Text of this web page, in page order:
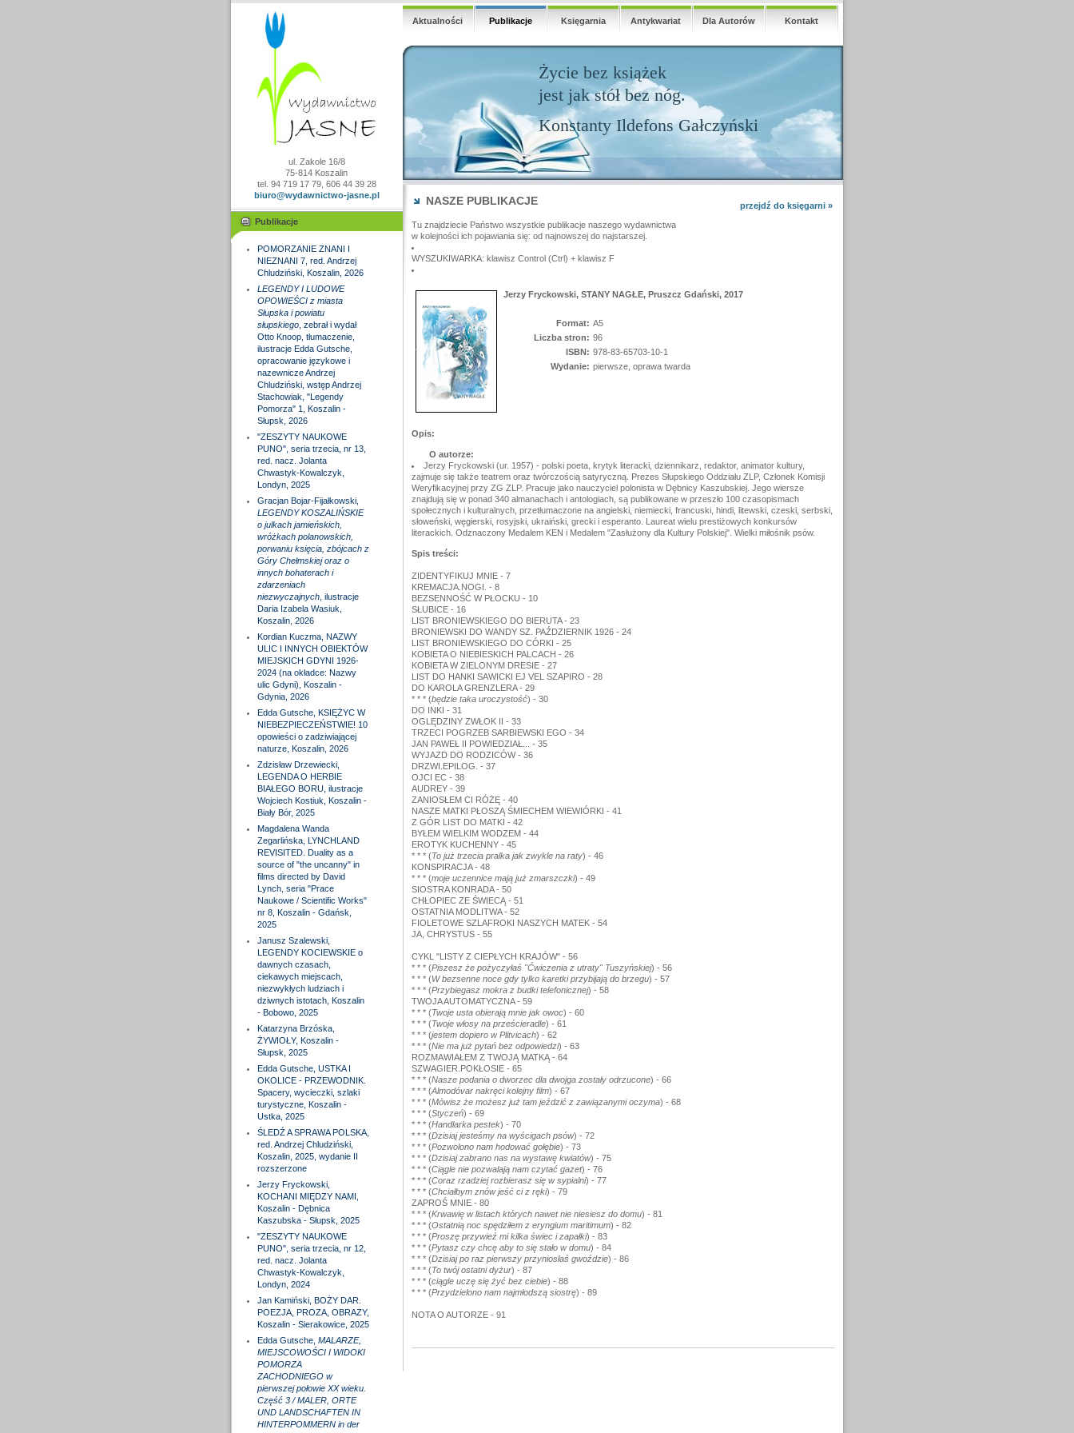
ul. Zakole 16/8
75-814 Koszalin
tel. 94 719 17 79, 606 44 39 28
biuro@wydawnictwo-jasne.pl
Publikacje
POMORZANIE ZNANI I
NIEZNANI 7, red. Andrzej
Chludziński, Koszalin, 2026
LEGENDY I LUDOWE
OPOWIEŚCI z miasta
Słupska i powiatu
słupskiego, zebrał i wydał
Otto Knoop, tłumaczenie,
ilustracje Edda Gutsche,
opracowanie językowe i
nazewnicze Andrzej
Chludziński, wstęp Andrzej
Stachowiak, "Legendy
Pomorza" 1, Koszalin -
Słupsk, 2026
"ZESZYTY NAUKOWE
PUNO", seria trzecia, nr 13,
red. nacz. Jolanta
Chwastyk-Kowalczyk,
Londyn, 2025
Gracjan Bojar-Fijałkowski,
LEGENDY KOSZALIŃSKIE
o julkach jamieńskich,
wróżkach polanowskich,
porwaniu księcia, zbójcach z
Góry Chełmskiej oraz o
innych bohaterach i
zdarzeniach
niezwyczajnych, ilustracje
Daria Izabela Wasiuk,
Koszalin, 2026
Kordian Kuczma, NAZWY
ULIC I INNYCH OBIEKTÓW
MIEJSKICH GDYNI 1926-
2024 (na okładce: Nazwy
ulic Gdyni), Koszalin -
Gdynia, 2026
Edda Gutsche, KSIĘŻYC W
NIEBEZPIECZEŃSTWIE! 10
opowieści o zadziwiającej
naturze, Koszalin, 2026
Zdzisław Drzewiecki,
LEGENDA O HERBIE
BIAŁEGO BORU, ilustracje
Wojciech Kostiuk, Koszalin -
Biały Bór, 2025
Magdalena Wanda
Zegarlińska, LYNCHLAND
REVISITED. Duality as a
source of "the uncanny" in
films directed by David
Lynch, seria "Prace
Naukowe / Scientific Works"
nr 8, Koszalin - Gdańsk,
2025
Janusz Szalewski,
LEGENDY KOCIEWSKIE o
dawnych czasach,
ciekawych miejscach,
niezwykłych ludziach i
dziwnych istotach, Koszalin
- Bobowo, 2025
Katarzyna Brzóska,
ŻYWIOŁY, Koszalin -
Słupsk, 2025
Edda Gutsche, USTKA I
OKOLICE - PRZEWODNIK.
Spacery, wycieczki, szlaki
turystyczne, Koszalin -
Ustka, 2025
ŚLEDŹ A SPRAWA POLSKA,
red. Andrzej Chludziński,
Koszalin, 2025, wydanie II
rozszerzone
Jerzy Fryckowski,
KOCHANI MIĘDZY NAMI,
Koszalin - Dębnica
Kaszubska - Słupsk, 2025
"ZESZYTY NAUKOWE
PUNO", seria trzecia, nr 12,
red. nacz. Jolanta
Chwastyk-Kowalczyk,
Londyn, 2024
Jan Kamiński, BOŻY DAR.
POEZJA, PROZA, OBRAZY,
Koszalin - Sierakowice, 2025
Edda Gutsche, MALARZE,
MIEJSCOWOŚCI I WIDOKI
POMORZA
ZACHODNIEGO w
pierwszej połowie XX wieku.
Część 3 / MALER, ORTE
UND LANDSCHAFTEN IN
HINTERPOMMERN in der
Aktualności Publikacje Księgarnia Antykwariat Dla Autorów Kontakt
Życie bez książek
jest jak stół bez nóg.
Konstanty Ildefons Gałczyński
NASZE PUBLIKACJE
przejdź do księgarni »
Tu znajdziecie Państwo wszystkie publikacje naszego wydawnictwa
w kolejności ich pojawiania się: od najnowszej do najstarszej.
WYSZUKIWARKA: klawisz Control (Ctrl) + klawisz F
Jerzy Fryckowski, STANY NAGŁE, Pruszcz Gdański, 2017
Format: A5
Liczba stron: 96
ISBN: 978-83-65703-10-1
Wydanie: pierwsze, oprawa twarda
Opis:
O autorze:
Jerzy Fryckowski (ur. 1957) - polski poeta, krytyk literacki, dziennikarz, redaktor, animator kultury,
zajmuje się także teatrem oraz twórczością satyryczną. Prezes Słupskiego Oddziału ZLP, Członek Komisji
Weryfikacyjnej przy ZG ZLP. Pracuje jako nauczyciel polonista w Dębnicy Kaszubskiej. Jego wiersze
znajdują się w ponad 340 almanachach i antologiach, są publikowane w przeszło 100 czasopismach
społecznych i kulturalnych, przetłumaczone na angielski, niemiecki, francuski, hindi, litewski, czeski, serbski,
słoweński, węgierski, rosyjski, ukraiński, grecki i esperanto. Laureat wielu prestiżowych konkursów
literackich. Odznaczony Medalem KEN i Medalem "Zasłużony dla Kultury Polskiej". Wielki miłośnik psów.
Spis treści:
ZIDENTYFIKUJ MNIE - 7
KREMACJA.NOGI. - 8
BEZSENNOŚĆ W PŁOCKU - 10
SŁUBICE - 16
LIST BRONIEWSKIEGO DO BIERUTA - 23
BRONIEWSKI DO WANDY SZ. PAŹDZIERNIK 1926 - 24
LIST BRONIEWSKIEGO DO CÓRKI - 25
KOBIETA O NIEBIESKICH PALCACH - 26
KOBIETA W ZIELONYM DRESIE - 27
LIST DO HANKI SAWICKI EJ VEL SZAPIRO - 28
DO KAROLA GRENZLERA - 29
* * * (będzie taka uroczystość) - 30
DO INKI - 31
OGLĘDZINY ZWŁOK II - 33
TRZECI POGRZEB SARBIEWSKI EGO - 34
JAN PAWEŁ II POWIEDZIAŁ... - 35
WYJAZD DO RODZICÓW - 36
DRZWI.EPILOG. - 37
OJCI EC - 38
AUDREY - 39
ZANIOSŁEM CI RÓŻĘ - 40
NASZE MATKI PŁOSZĄ ŚMIECHEM WIEWIÓRKI - 41
Z GÓR LIST DO MATKI - 42
BYŁEM WIELKIM WODZEM - 44
EROTYK KUCHENNY - 45
* * * (To już trzecia pralka jak zwykle na raty) - 46
KONSPIRACJA - 48
* * * (moje uczennice mają już zmarszczki) - 49
SIOSTRA KONRADA - 50
CHŁOPIEC ZE ŚWIECĄ - 51
OSTATNIA MODLITWA - 52
FIOLETOWE SZLAFROKI NASZYCH MATEK - 54
JA, CHRYSTUS - 55
CYKL "LISTY Z CIEPŁYCH KRAJÓW" - 56
* * * (Piszesz że pożyczyłaś "Ćwiczenia z utraty" Tuszyńskiej) - 56
* * * (W bezsenne noce gdy tylko karetki przybijają do brzegu) - 57
* * * (Przybiegasz mokra z budki telefonicznej) - 58
TWOJA AUTOMATYCZNA - 59
* * * (Twoje usta obierają mnie jak owoc) - 60
* * * (Twoje włosy na prześcieradle) - 61
* * * (jestem dopiero w Plitvicach) - 62
* * * (Nie ma już pytań bez odpowiedzi) - 63
ROZMAWIAŁEM Z TWOJĄ MATKĄ - 64
SZWAGIER.POKŁOSIE - 65
* * * (Nasze podania o dworzec dla dwojga zostały odrzucone) - 66
* * * (Almodóvar nakręci kolejny film) - 67
* * * (Mówisz że możesz już tam jeździć z zawiązanymi oczyma) - 68
* * * (Styczeń) - 69
* * * (Handlarka pestek) - 70
* * * (Dzisiaj jesteśmy na wyścigach psów) - 72
* * * (Pozwolono nam hodować gołębie) - 73
* * * (Dzisiaj zabrano nas na wystawę kwiatów) - 75
* * * (Ciągle nie pozwalają nam czytać gazet) - 76
* * * (Coraz rzadziej rozbierasz się w sypialni) - 77
* * * (Chciałbym znów jeść ci z ręki) - 79
ZAPROŚ MNIE - 80
* * * (Krwawię w listach których nawet nie niesiesz do domu) - 81
* * * (Ostatnią noc spędziłem z eryngium maritimum) - 82
* * * (Proszę przywieź mi kilka świec i zapałki) - 83
* * * (Pytasz czy chcę aby to się stało w domu) - 84
* * * (Dzisiaj po raz pierwszy przyniosłaś gwoździe) - 86
* * * (To twój ostatni dyżur) - 87
* * * (ciągle uczę się żyć bez ciebie) - 88
* * * (Przydzielono nam najmłodszą siostrę) - 89
NOTA O AUTORZE - 91